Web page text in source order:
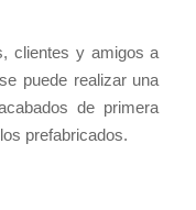
clientes y amigos a
puede realizar una
de primera
prefabricados.